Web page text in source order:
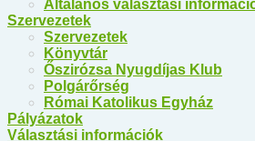
Általános választási
Szervezetek
Szervezetek
Könyvtár
Őszirózsa Nyugdíjas Klub
Polgárőrség
Római Katolikus Egyház
Pályázatok
Választási információk